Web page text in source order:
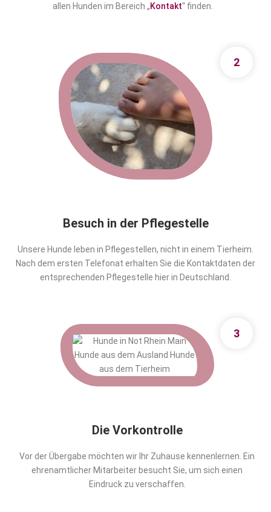
allen Hunden im Bereich „Kontakt“ finden.
2
Besuch in der Pflegestelle
Unsere Hunde leben in Pflegestellen, nicht in einem Tierheim.
Nach dem ersten Telefonat erhalten Sie die Kontaktdaten der
entsprechenden Pflegestelle hier in Deutschland.
3
Die Vorkontrolle
Vor der Übergabe möchten wir Ihr Zuhause kennenlernen. Ein
ehrenamtlicher Mitarbeiter besucht Sie, um sich einen
Eindruck zu verschaffen.